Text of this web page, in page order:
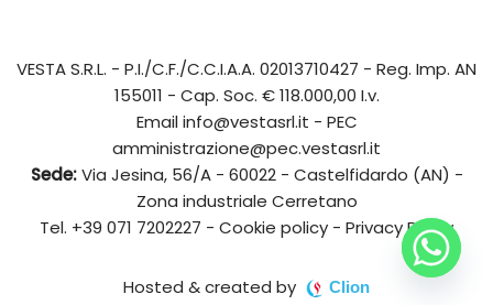
VESTA S.R.L. - P.I./C.F./C.C.I.A.A. 02013710427 - Reg. Imp. AN
155011 - Cap. Soc. € 118.000,00 I.v.
Emailinfo@vestasrl.it - PEC
amministrazione@pec.vestasrl.it
Sede:Via Jesina, 56/A - 60022 - Castelfidardo (AN) -
Zona industriale Cerretano
Tel. +39 071 7202227 - Cookie policy - Privacy Policy
Hosted & created by Clion